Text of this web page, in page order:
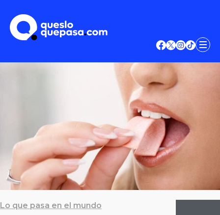
Lo que pasa en el mundo